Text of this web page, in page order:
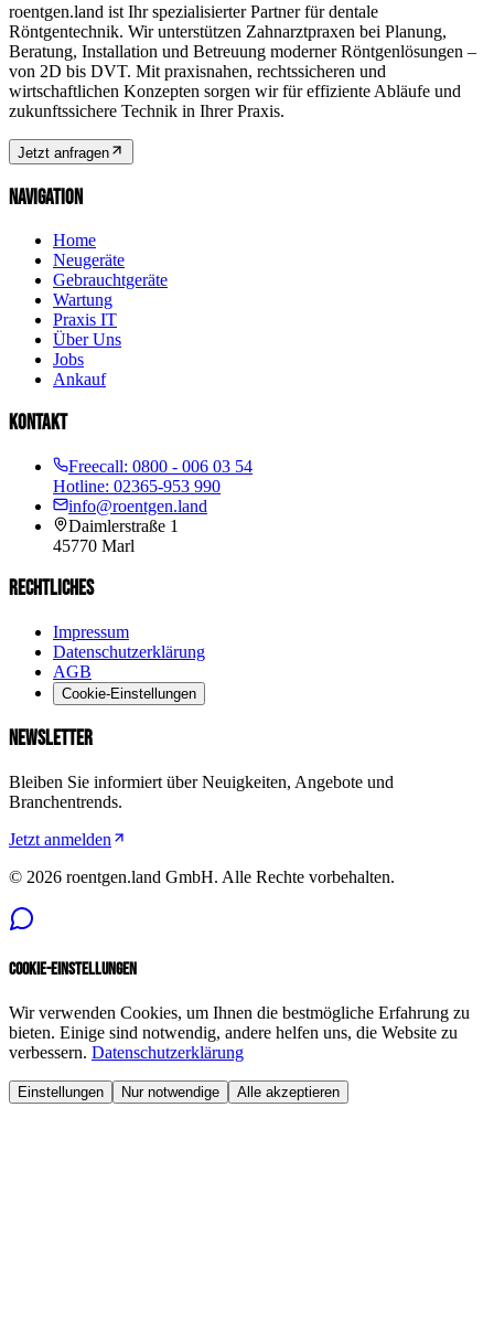
roentgen.land ist Ihr spezialisierter Partner für dentale
Röntgentechnik. Wir unterstützen Zahnarztpraxen bei Planung,
Beratung, Installation und Betreuung moderner Röntgenlösungen –
von 2D bis DVT. Mit praxisnahen, rechtssicheren und
wirtschaftlichen Konzepten sorgen wir für effiziente Abläufe und
zukunftssichere Technik in Ihrer Praxis.
Jetzt anfragen
NAVIGATION
Home
Neugeräte
Gebrauchtgeräte
Wartung
Praxis IT
Über Uns
Jobs
Ankauf
KONTAKT
Freecall: 0800 - 006 03 54
Hotline: 02365-953 990
info@roentgen.land
Daimlerstraße 1
45770 Marl
RECHTLICHES
Impressum
Datenschutzerklärung
AGB
Cookie-Einstellungen
NEWSLETTER
Bleiben Sie informiert über Neuigkeiten, Angebote und
Branchentrends.
Jetzt anmelden
© 2026 roentgen.land GmbH. Alle Rechte vorbehalten.
Cookie-Einstellungen
Wir verwenden Cookies, um Ihnen die bestmögliche Erfahrung zu
bieten. Einige sind notwendig, andere helfen uns, die Website zu
verbessern. Datenschutzerklärung
Einstellungen Nur notwendige Alle akzeptieren